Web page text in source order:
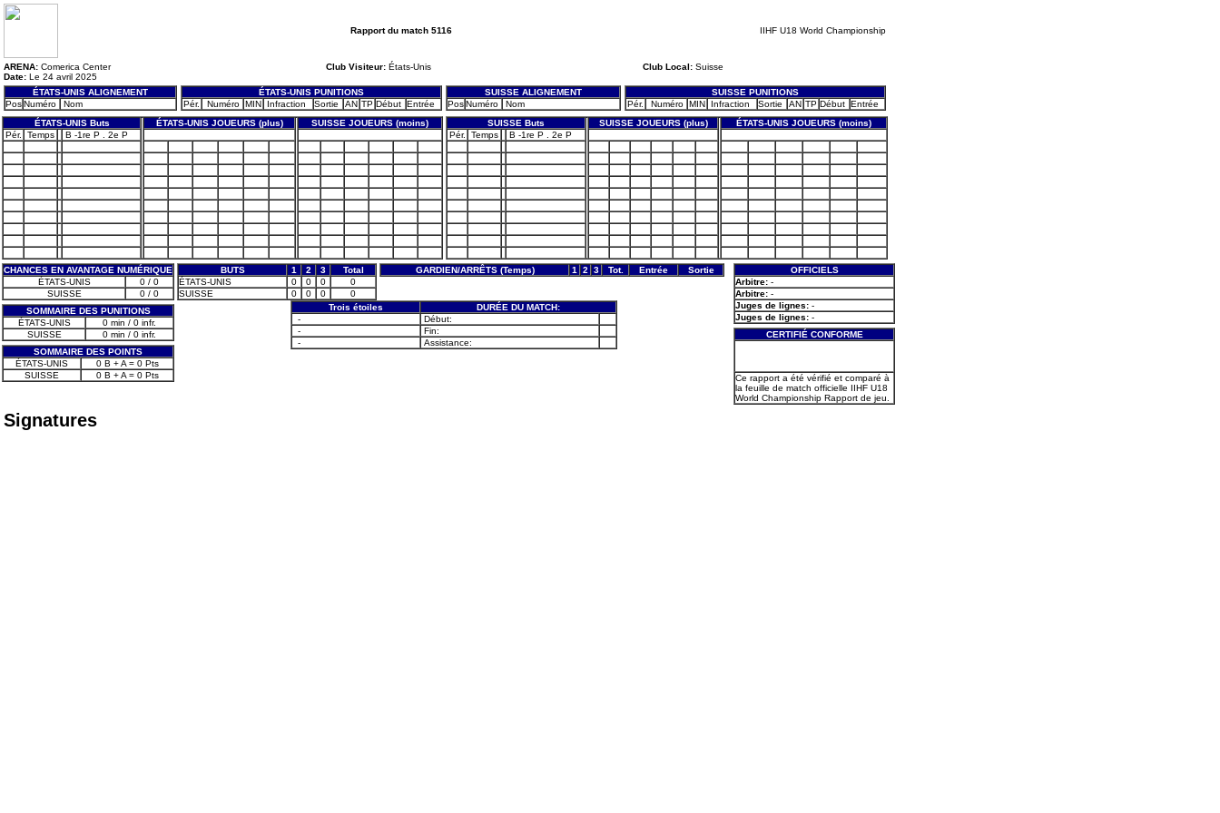
Rapport du match 5116 IIHF U18 World Championship
ARENA: Comerica Center
Date: Le 24 avril 2025
Club Visiteur: États-Unis Club Local: Suisse
ÉTATS-UNIS ALIGNEMENT
PosNuméro Nom
ÉTATS-UNIS PUNITIONS
Pér.
Numéro MIN Infraction Sortie AN TP Début Entrée
SUISSE ALIGNEMENT
PosNuméro Nom
SUISSE PUNITIONS
Pér.
Numéro MIN Infraction Sortie AN TP Début Entrée
ÉTATS-UNIS Buts
ÉTATS-UNIS JOUEURS (plus)
SUISSE JOUEURS (moins)
Pér.
Temps B -1re P . 2e P
SUISSE Buts SUISSE JOUEURS (plus)
ÉTATS-UNIS JOUEURS (moins)
Pér.
Temps B -1re P . 2e P
CHANCES EN AVANTAGE NUMÉRIQUE
ÉTATS-UNIS
0 / 0
SUISSE
0 / 0
SOMMAIRE DES PUNITIONS
ÉTATS-UNIS
0 min / 0 infr.
SUISSE
0 min / 0 infr.
SOMMAIRE DES POINTS
ÉTATS-UNIS
0 B + A = 0 Pts
SUISSE
0 B + A = 0 Pts
BUTS 1 2 3
Total
ÉTATS-UNIS
0 0 0
0
SUISSE
0 0 0 0
GARDIEN/ARRÊTS (Temps) 1 2 3 Tot. Entrée Sortie
Trois étoiles
DURÉE DU MATCH:
-
Début:
-
Fin:
-
Assistance:
OFFICIELS
Arbitre: -
Arbitre: -
Juges de lignes: -
Juges de lignes: -
CERTIFIÉ CONFORME
Ce rapport a été vérifié et comparé à
la feuille de match officielle IIHF U18
World Championship Rapport de jeu.
Signatures